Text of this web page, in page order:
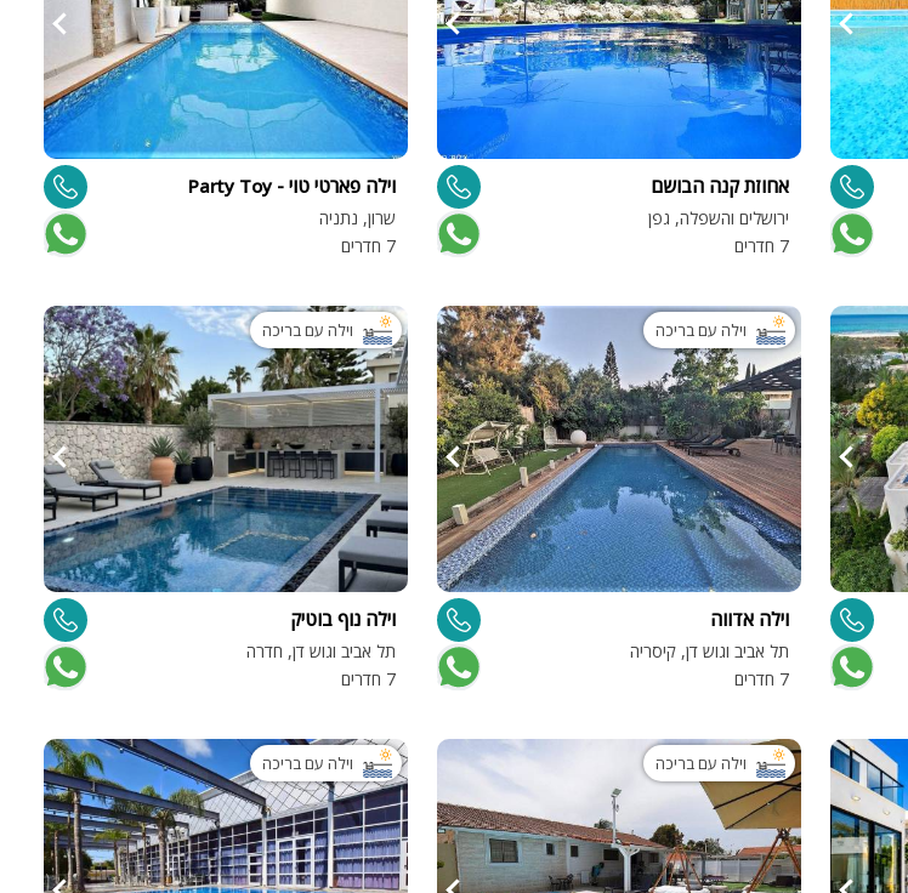
אחוזת קנה הבושם
ירושלים והשפלה, גפן
7 חדרים
וילה פארטי טוי - Party Toy
שרון, נתניה
7 חדרים
וילה עם בריכה
וילה אדווה
תל אביב וגוש דן, קיסריה
7 חדרים
וילה עם בריכה
וילה נוף בוטיק
תל אביב וגוש דן, חדרה
7 חדרים
וילה עם בריכה וילה עם בריכה